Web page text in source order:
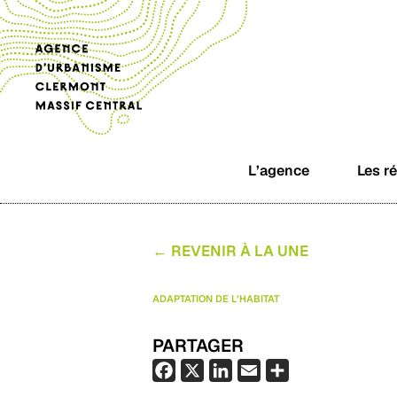
L’agence Les
← REVENIR À LA UNE
ADAPTATION DE L’HABITAT
PARTAGER
X